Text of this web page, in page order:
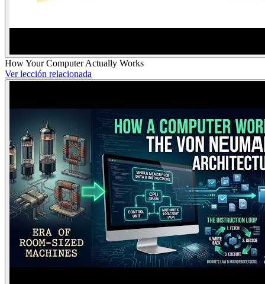
How Your Computer Actually Works
Ver lección relacionada